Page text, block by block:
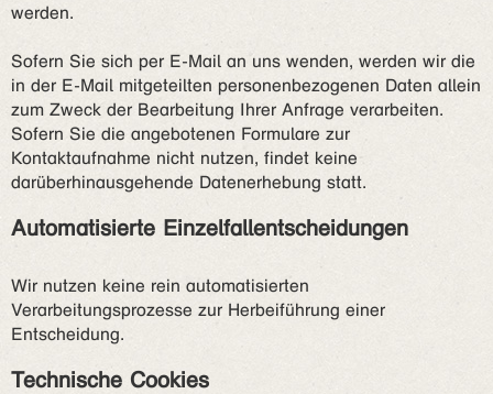
werden.
Sofern Sie sich per E-Mail an uns wenden, werden wir die
in der E-Mail mitgeteilten personenbezogenen Daten allein
zum Zweck der Bearbeitung Ihrer Anfrage verarbeiten.
Sofern Sie die angebotenen Formulare zur
Kontaktaufnahme nicht nutzen, findet keine
darüberhinausgehende Datenerhebung statt.
Automatisierte Einzelfallentscheidungen
Wir nutzen keine rein automatisierten
Verarbeitungsprozesse zur Herbeiführung einer
Entscheidung.
Technische Cookies